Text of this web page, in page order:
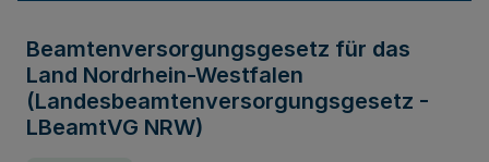
Beamtenversorgungsgesetz für das
Land Nordrhein-Westfalen
(Landesbeamtenversorgungsgesetz -
LBeamtVG NRW)